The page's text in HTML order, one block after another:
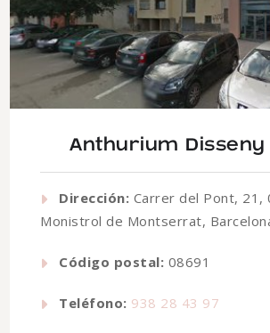
Anthurium Disseny
Dirección: Carrer del Pont, 21,
Monistrol de Montserrat,
Código postal: 08691
Teléfono: 938 28 43 97